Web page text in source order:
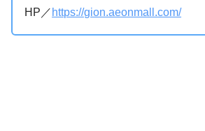
HP／ https://gion.aeonmall.com/